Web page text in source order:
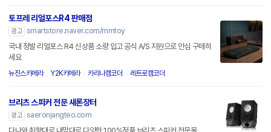
토프레 리얼포스R4 판매점
광고 smartstore.naver.com/mmtoy
국내 정발 리얼포스 R4 신상품 소량 입고 공식 A/S 지원으로 안심 구매하
세요
뉴진스카메라 Y2K카메라 카리나캠코더 레트로캠코더
브리츠 스피커 전문 새론장터
광고 saeronjangteo.com